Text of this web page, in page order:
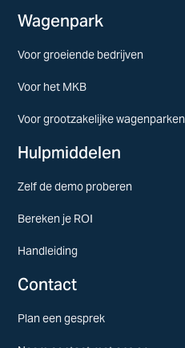
Wagenpark
Voor groeiende bedrijven
Voor het MKB
Voor grootzakelijke wagenparken
Hulpmiddelen
Zelf de demo proberen
Bereken je ROI
Handleiding
Contact
Plan een gesprek